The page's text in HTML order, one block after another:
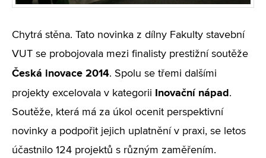
Chytrá stěna. Tato novinka z dílny Fakulty stavební
VUT se probojovala mezi finalisty prestižní soutěže
Česká inovace 2014. Spolu se třemi dalšími
projekty excelovala v kategorii Inovační nápad.
Soutěže, která má za úkol ocenit perspektivní
novinky a podpořit jejich uplatnění v praxi, se letos
účastnilo 124 projektů s různým zaměřením.